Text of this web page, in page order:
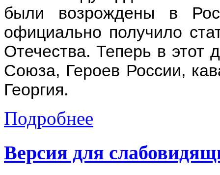
были возрождены в
официально получило
Отечества. Теперь в этот
Союза, Героев России,
Георгия.
Подробнее
Версия для